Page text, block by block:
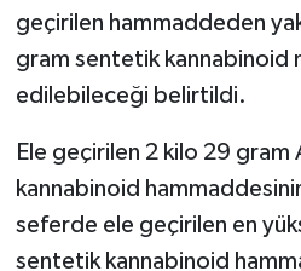
geçirilen hammaddeden
gram sentetik kannabinoid
edilebileceği belirtildi.
Ele geçirilen 2 kilo 29
kannabinoid
seferde ele geçirilen en
sentetik kannabinoid